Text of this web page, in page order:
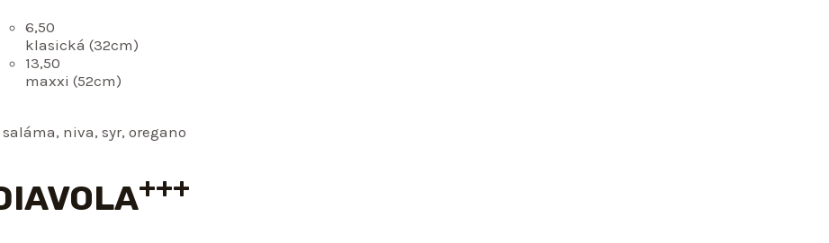
6,50
klasická (32cm)
13,50
maxxi (52cm)
niva, syr, oregano
+++